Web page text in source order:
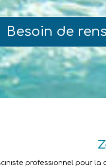
Besoin de
professionnel pour